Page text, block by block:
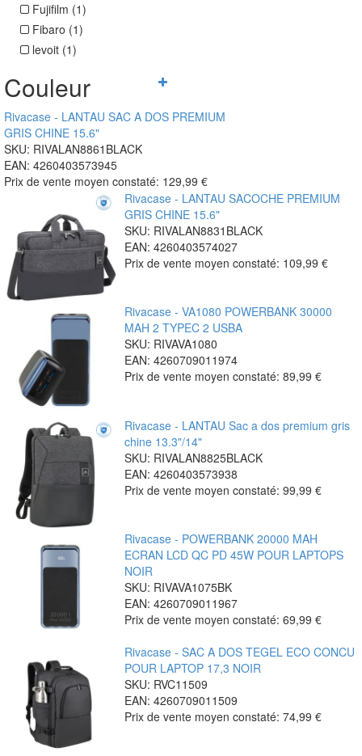
Fujifilm (1)
Fibaro (1)
levoit (1)
Couleur
Rivacase - LANTAU SAC A DOS PREMIUM
GRIS CHINE 15.6"
SKU: RIVALAN8861BLACK
EAN: 4260403573945
Prix de vente moyen constaté: 129,99 €
Rivacase - LANTAU SACOCHE PREMIUM
GRIS CHINE 15.6"
SKU: RIVALAN8831BLACK
EAN: 4260403574027
Prix de vente moyen constaté: 109,99 €
Rivacase - VA1080 POWERBANK 30000
MAH 2 TYPEC 2 USBA
SKU: RIVAVA1080
EAN: 4260709011974
Prix de vente moyen constaté:89,99 €
Rivacase - LANTAU Sac a dos premium gris
chine 13.3"/14"
SKU: RIVALAN8825BLACK
EAN: 4260403573938
Prix de vente moyen constaté:99,99 €
Rivacase - POWERBANK 20000 MAH
ECRAN LCD QC PD 45W POUR LAPTOPS
NOIR
SKU: RIVAVA1075BK
EAN: 4260709011967
Prix de vente moyen constaté:69,99 €
Rivacase - SAC A DOS TEGEL ECO CONCU
POUR LAPTOP 17,3 NOIR
SKU: RVC11509
EAN: 4260709011509
Prix de vente moyen constaté:74,99 €